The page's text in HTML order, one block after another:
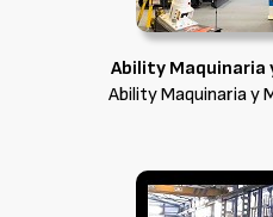
Ability Maquinaria
Ability Maquinaria y